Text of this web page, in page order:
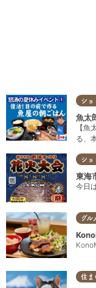
ショ
魚太
【
る、
ショ
東海
今日
グル
住ま